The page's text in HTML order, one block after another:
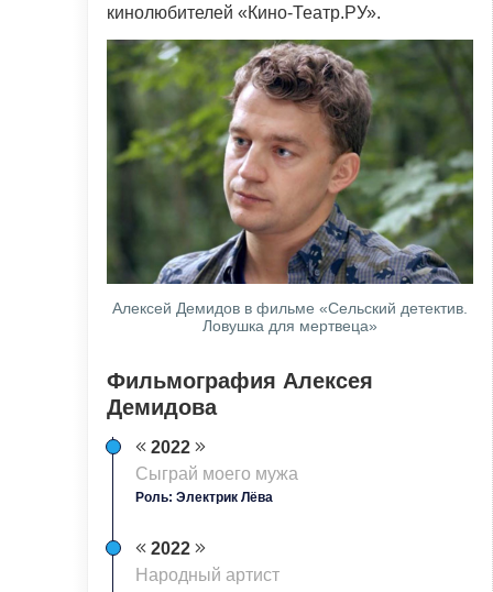
кинолюбителей «Кино-Театр.РУ».
Алексей Демидов в фильме «Сельский детектив.
Ловушка для мертвеца»
Фильмография Алексея
Демидова
2022
Сыграй моего мужа
Роль: Электрик Лёва
2022
Народный артист